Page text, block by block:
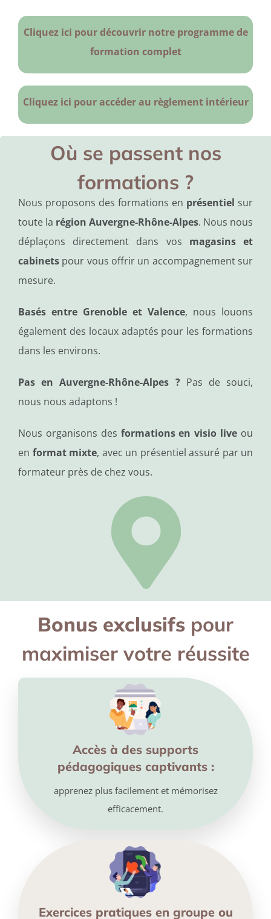
Cliquez ici pour découvrir notre programme de
formation complet
Cliquez ici pour accéder au règlement intérieur
Où se passent nos
formations ?
Nous proposons des formations en présentiel sur
toute la région Auvergne-Rhône-Alpes. Nous nous
déplaçons directement dans vos magasins et
cabinetspour vous offrir un accompagnement sur
mesure.
Basés entre Grenoble et Valence, nous louons
également des locaux adaptés pour les formations
dans les environs.
Pas en Auvergne-Rhône-Alpes ?Pas de souci,
nous nous adaptons !
Nous organisons des formations en visio live ou
en format mixte, avec un présentiel assuré par un
formateur près de chez vous.
Bonus exclusifs pour
maximiser votre réussite
Accès à des supports
pédagogiques captivants :
apprenez plus facilement et mémorisez
efficacement.
Exercices pratiques en groupe ou